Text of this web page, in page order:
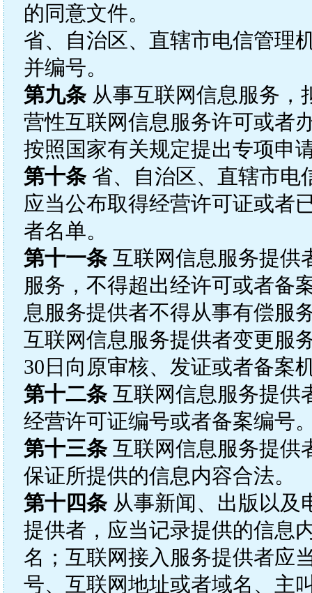
的同意文件。
省、自治区、直辖市电信管理
并编号。
第九条从事互联网信息服务，
营性互联网信息服务许可或者
按照国家有关规定提出专项申
第十条省、自治区、直辖市电
应当公布取得经营许可证或者
者名单。
第十一条互联网信息服务提供
服务，不得超出经许可或者备
息服务提供者不得从事有偿服
互联网信息服务提供者变更服
30日向原审核、发证或者备案
第十二条互联网信息服务提供
经营许可证编号或者备案编号
第十三条互联网信息服务提供
保证所提供的信息内容合法。
第十四条从事新闻、出版以及
提供者，应当记录提供的信息
名；互联网接入服务提供者应
号、互联网地址或者域名、主